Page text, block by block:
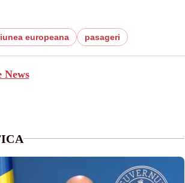
europeana pasageri
News